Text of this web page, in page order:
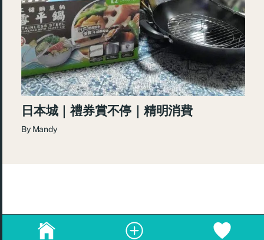
日本城｜禮券賞不停｜精明消費
By Mandy
© 2026 re:Beauté